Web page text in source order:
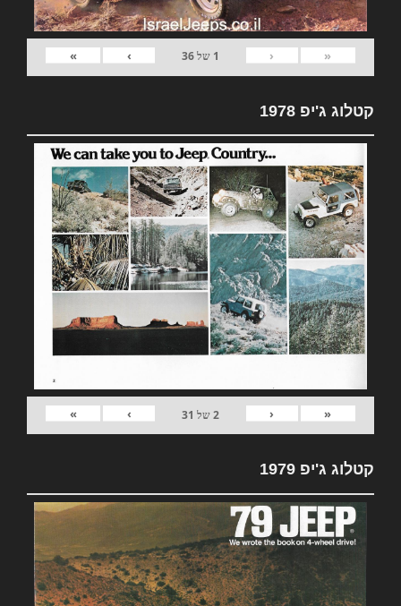
«
‹
1 של36
›
»
קטלוג ג'יפ 1978
«
‹
2של 31
›
»
קטלוג ג'יפ 1979